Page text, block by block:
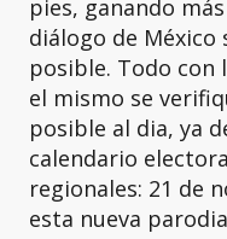
pies, ganando
diálogo de México
posible. Todo con
el mismo se
posible al dia, ya
calendario
regionales: 21 de
esta nueva